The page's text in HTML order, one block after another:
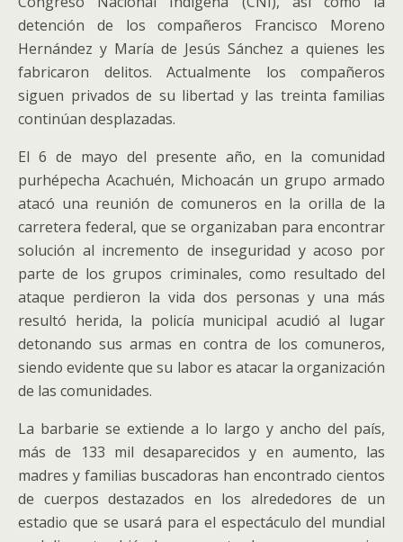
detención de los compañeros Francisco Moreno
Hernández y María de Jesús Sánchez a quienes les
fabricaron delitos. Actualmente los compañeros
siguen privados de su libertad y las treinta familias
continúan desplazadas.
El 6 de mayo del presente año, en la comunidad
purhépecha Acachuén, Michoacán un grupo armado
atacó una reunión de comuneros en la orilla de la
carretera federal, que se organizaban para encontrar
solución al incremento de inseguridad y acoso por
parte de los grupos criminales, como resultado del
ataque perdieron la vida dos personas y una más
resultó herida, la policía municipal acudió al lugar
detonando sus armas en contra de los comuneros,
siendo evidente que su labor es atacar la organización
de las comunidades.
La barbarie se extiende a lo largo y ancho del país,
más de 133 mil desaparecidos y en aumento, las
madres y familias buscadoras han encontrado cientos
de cuerpos destazados en los alrededores de un
estadio que se usará para el espectáculo del mundial